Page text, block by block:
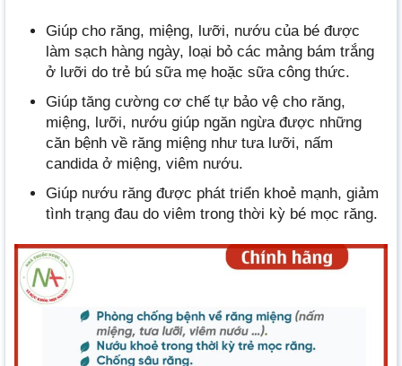
Giúp cho răng, miệng, lưỡi, nướu của bé được
làm sạch hàng ngày, loại bỏ các mảng bám trắng
ở lưỡi do trẻ bú sữa mẹ hoặc sữa công thức.
Giúp tăng cường cơ chế tự bảo vệ cho răng,
miệng, lưỡi, nướu giúp ngăn ngừa được những
căn bệnh về răng miệng như tưa lưỡi, nấm
candida ở miệng, viêm nướu.
Giúp nướu răng được phát triển khoẻ mạnh, giảm
tình trạng đau do viêm trong thời kỳ bé mọc răng.